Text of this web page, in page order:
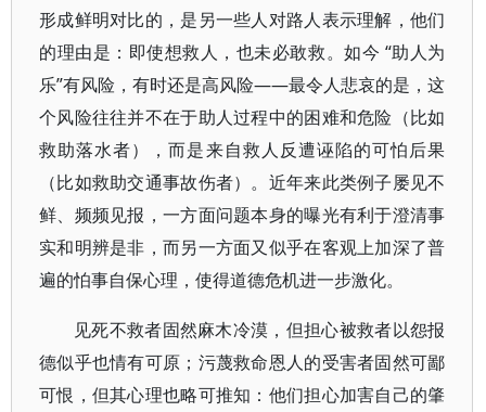
形成鲜明对比的，是另一些人对路人表示理解，他们
的理由是：即使想救人，也未必敢救。如今 “助人为
乐”有风险，有时还是高风险——最令人悲哀的是，这
个风险往往并不在于助人过程中的困难和危险（比如
救助落水者），而是来自救人反遭诬陷的可怕后果
（比如救助交通事故伤者）。近年来此类例子屡见不
鲜、频频见报，一方面问题本身的曝光有利于澄清事
实和明辨是非，而另一方面又似乎在客观上加深了普
遍的怕事自保心理，使得道德危机进一步激化。
见死不救者固然麻木冷漠，但担心被救者以怨报
德似乎也情有可原；污蔑救命恩人的受害者固然可鄙
可恨，但其心理也略可推知：他们担心加害自己的肇